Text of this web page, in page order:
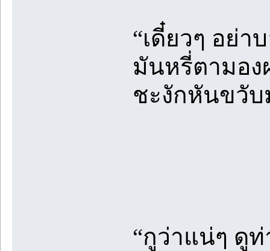
“เดี๋ยวๆ อย่า
มันหรี่ตามอง
ชะงักหันขวั
“กูว่าแน่ๆ ดู